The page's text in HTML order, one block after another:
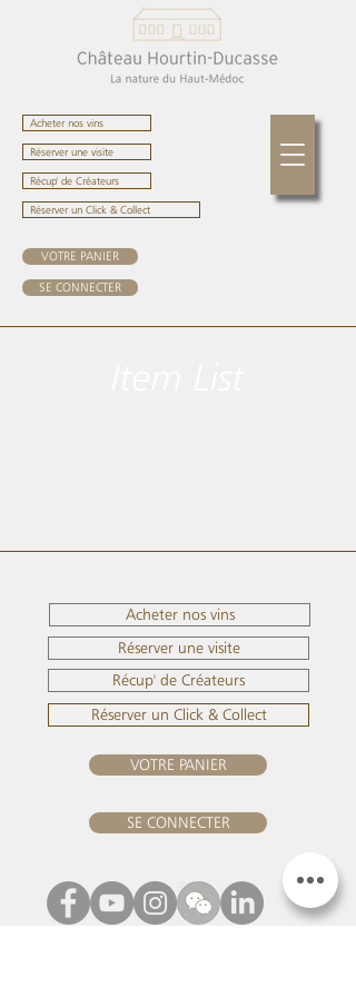
Acheter nos vins
Réserver une visite
Récup' de Créateurs
VOTRE PANIER
Réserver un Click & Collect
SE CONNECTER
Acheter nos vins
Réserver une visite
Récup' de Créateurs
Réserver un Click & Collect
VOTRE PANIER
SE CONNECTER